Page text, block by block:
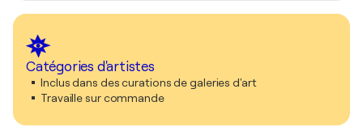
Catégories d'artistes
Inclus dans des curations de galeries d'art
Travaille sur commande